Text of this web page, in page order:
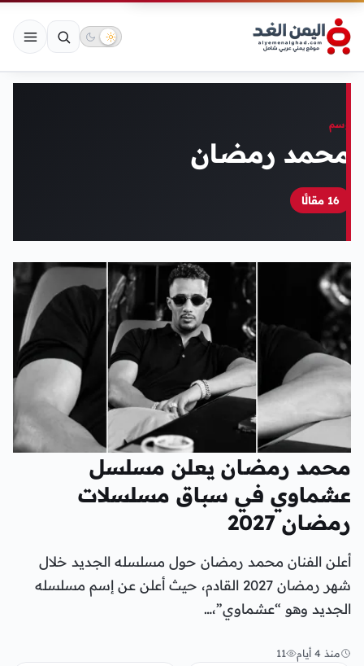
وسم
محمد رمضان
16 مقالًا
محمد رمضان يعلن مسلسل
عشماوي في سباق مسلسلات
رمضان 2027
أعلن الفنان محمد رمضان حول مسلسله الجديد خلال
شهر رمضان 2027 القادم، حيث أعلن عن إسم مسلسله
الجديد وهو “عشماوي”،…
منذ 4 أيام 11